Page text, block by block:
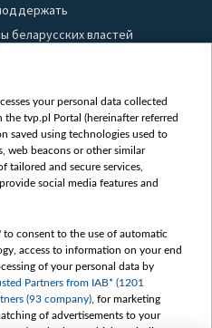
беларусских властей
материалов
news
Life
English
PL
Now
Shorts
your personal data collected
tvp.pl Portal (hereinafter referred
saved using technologies used to
web beacons or other similar
tailored and secure services,
social media features and
to consent to the use of automatic
access to information on your end
of your personal data by
Partners from IAB* (1201
(93 company) , for marketing
of advertisements to your